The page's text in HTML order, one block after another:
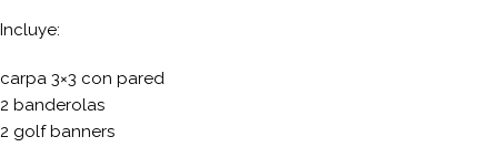
Incluye:
carpa 3×3 con pared
2 banderolas
2 golf banners